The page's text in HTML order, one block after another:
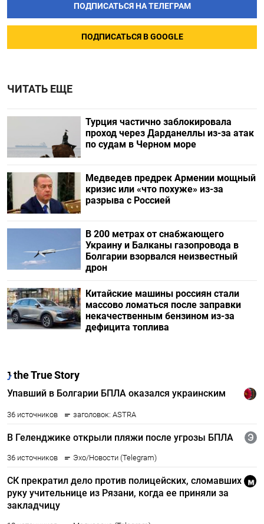
ПОДПИСАТЬСЯ НА ТЕЛЕГРАМ
ПОДПИСАТЬСЯ В GOOGLE
ЧИТАТЬ ЕЩЕ
Турция частично заблокировала
проход через Дарданеллы из-за атак
по судам в Черном море
Медведев предрек Армении мощный
кризис или «что похуже» из-за
разрыва с Россией
В 200 метрах от снабжающего
Украину и Балканы газопровода в
Болгарии взорвался неизвестный
дрон
Китайские машины россиян стали
массово ломаться после заправки
некачественным бензином из-за
дефицита топлива